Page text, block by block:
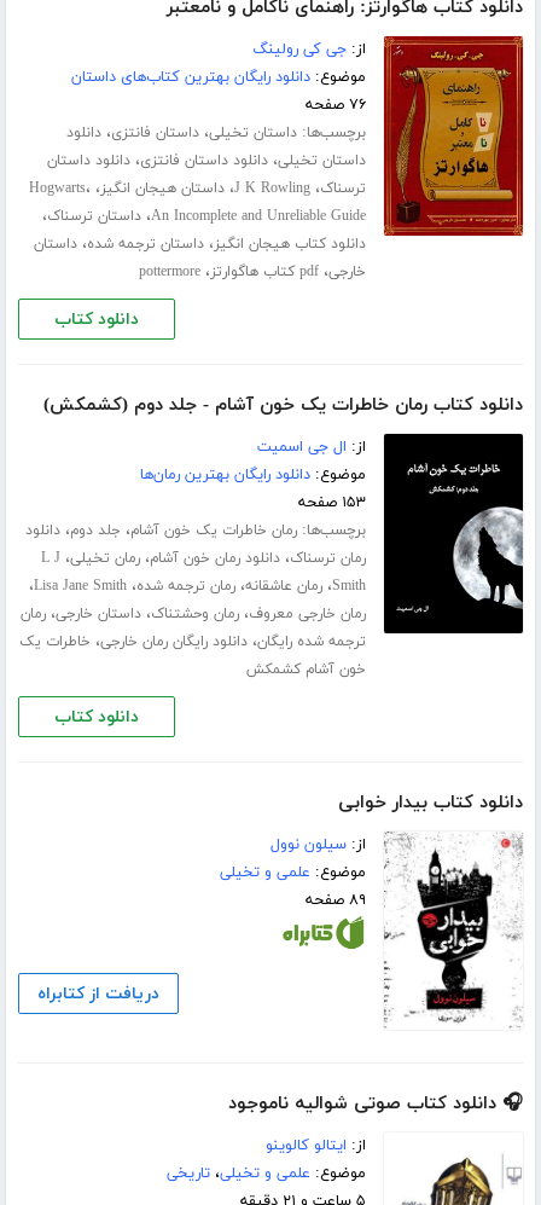
دانلود کتاب هاگوارتز: راهنمای ناکامل و نامعتبر
از:جی کی رولینگ
موضوع:دانلود رایگان بهترین کتاب‌های داستان
۷۶ صفحه
برچسب‌ها:داستان تخیلی،داستان فانتزی،دانلود
داستان تخیلی،دانلود داستان فانتزی،دانلود داستان
ترسناک،J K Rowling،داستان هیجان انگیز، Hogwarts،
An Incomplete and Unreliable Guide،داستان ترسناک،
دانلود کتاب هیجان انگیز،داستان ترجمه شده،داستان
خارجی،pdf کتاب هاگوارتز ،pottermore
دانلود کتاب
دانلود کتاب رمان خاطرات یک خون آشام - جلد دوم (کشمکش)
از: ال جی اسمیت
موضوع:دانلود رایگان بهترین رمان‌ها
۱۵۳ صفحه
برچسب‌ها:رمان خاطرات یک خون آشام، جلد دوم،دانلود
رمان ترسناک،دانلود رمان خون آشام،رمان تخیلی، L J
Smith،رمان عاشقانه،رمان ترجمه شده،Lisa Jane Smith،
رمان خارجی معروف،رمان وحشتناک،داستان خارجی،رمان
ترجمه شده رایگان،دانلود رایگان رمان خارجی، خاطرات یک
خون آشام کشمکش
دانلود کتاب
دانلود کتاب بیدار خوابی
از:سیلون نوول
موضوع: علمی و تخیلی
۸۹ صفحه
دریافت از کتابراه
🎧 دانلود کتاب صوتی شوالیه ناموجود
از: ایتالو کالوینو
موضوع: علمی و تخیلی،تاریخی